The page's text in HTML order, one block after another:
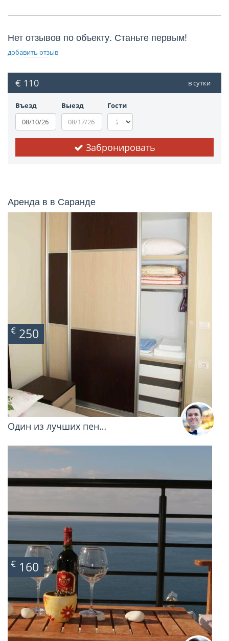
Нет отзывов по объекту. Станьте первым!
добавить отзыв
€ 110 в сутки
Въезд Выезд Гости
Забронировать
Аренда в в Саранде
€ 250
Один из лучших пен…
€ 160